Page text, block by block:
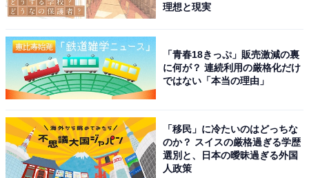
理想と現実
「青春18きっぷ」販売激減の裏
に何が？ 連続利用の厳格化だけ
ではない「本当の理由」
「移民」に冷たいのはどっちな
のか？ スイスの厳格過ぎる学歴
選別と、日本の曖昧過ぎる外国
人政策